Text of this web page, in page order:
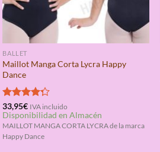
BALLET
Maillot Manga Corta Lycra Happy
Dance
Valorado
con4.25
de 5
33,95€ IVA incluido
Disponibilidad en Almacén
MAILLOT MANGA CORTA LYCRA de la marca
Happy Dance